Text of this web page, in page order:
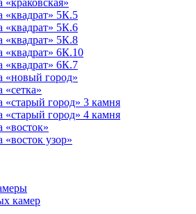
«краковская»
«квадрат» 5К.5
«квадрат» 5К.6
«квадрат» 5К.8
«квадрат» 6К.10
«квадрат» 6К.7
«новый город»
«сетка»
«старый город» 3 камня
«старый город» 4 камня
«восток»
«восток узор»
камер